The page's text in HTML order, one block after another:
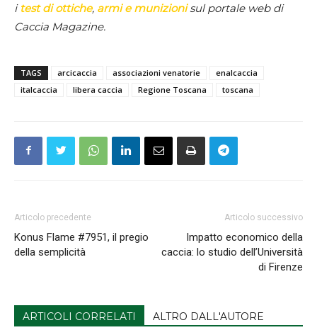
i test di ottiche, armi e munizionisul portale web di
Caccia Magazine.
TAGS arcicaccia associazioni venatorie
enalcaccia
italcaccia
libera caccia Regione Toscana toscana
Articolo precedente
Konus Flame #7951, il pregio
della semplicità
Articolo successivo
Impatto economico della
caccia: lo studio dell’Università
di Firenze
ARTICOLI CORRELATI ALTRO DALL'AUTORE